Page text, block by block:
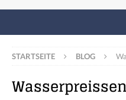
STARTSEITE BLOG